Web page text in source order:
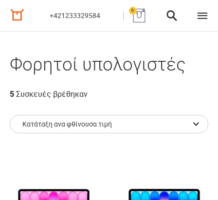
+421233329584
0
Φορητοί υπολογιστές
5 Συσκευές βρέθηκαν